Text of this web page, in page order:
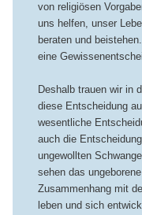
von religiösen
uns helfen, unser
beraten und
eine
Deshalb trauen wir in
diese Entscheidung
wesentliche
auch die
ungewollten
sehen das
Zusammenhang mit
leben und sich